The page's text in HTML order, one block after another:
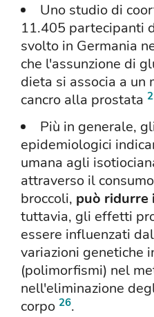
Uno studio di
11.405 partecipanti
svolto in Germania
che l'assunzione di
dieta si associa a un
cancro alla prostata
Più in generale,
epidemiologici
umana agli
attraverso il
broccoli, può ridurre
tuttavia, gli effetti
essere influenzati
variazioni genetiche
(polimorfismi) nel
nell'eliminazione
corpo 26.